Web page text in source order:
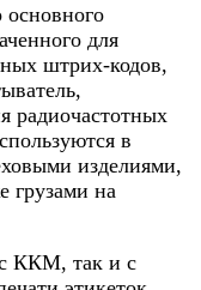
для
штрих-кодов,
радиочастотных
в
изделиями,
грузами на
ККМ, так и с